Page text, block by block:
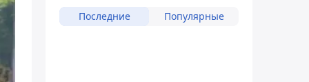
Последние Популярные